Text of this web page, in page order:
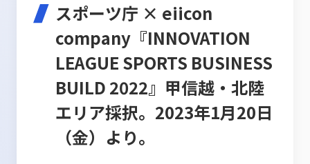
スポーツ庁 × eiicon
company『INNOVATION
LEAGUE SPORTS BUSINESS
BUILD 2022』甲信越・北陸
エリア採択。2023年1月20日
（金）より。